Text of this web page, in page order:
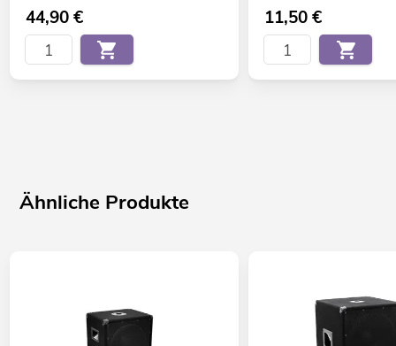
44,90€ 11,50€
Ähnliche Produkte